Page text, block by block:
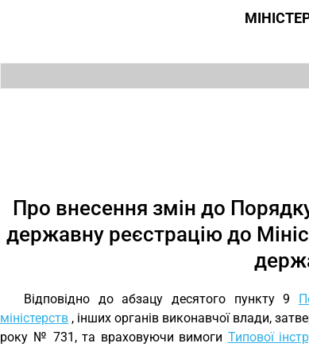
Про внесення змін до
державну реєстрацію до
Відповідно до абзацу десятого пункту 9
міністерств , інших органів виконавчої влади,
року № 731, та враховуючи вимоги Типової